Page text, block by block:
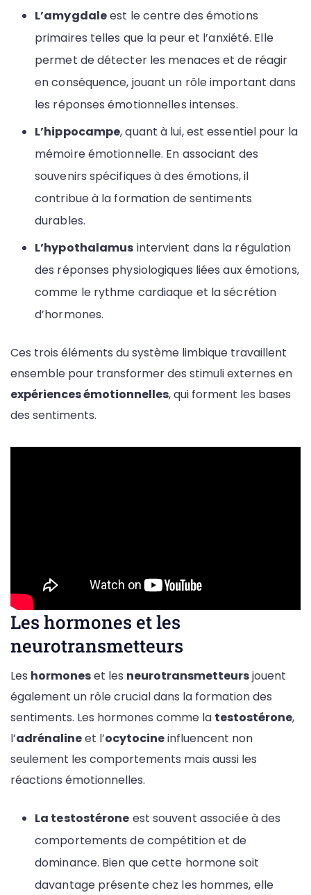
L’amygdaleest le centre des émotions
primaires telles que la peur et l’anxiété. Elle
permet de détecter les menaces et de réagir
en conséquence, jouant un rôle important dans
les réponses émotionnelles intenses.
L’hippocampe, quant à lui, est essentiel pour la
mémoire émotionnelle. En associant des
souvenirs spécifiques à des émotions, il
contribue à la formation de sentiments
durables.
L’hypothalamus intervient dans la régulation
des réponses physiologiques liées aux émotions,
comme le rythme cardiaque et la sécrétion
d’hormones.
Ces trois éléments du système limbique travaillent
ensemble pour transformer des stimuli externes en
expériences émotionnelles, qui forment les bases
des sentiments.
Les hormones et les
neurotransmetteurs
Les hormoneset les neurotransmetteursjouent
également un rôle crucial dans la formation des
sentiments. Les hormones comme la testostérone,
l’adrénalineet l’ocytocineinfluencent non
seulement les comportements mais aussi les
réactions émotionnelles.
La testostérone est souvent associée à des
comportements de compétition et de
dominance. Bien que cette hormone soit
davantage présente chez les hommes, elle